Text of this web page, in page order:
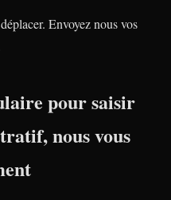
Envoyez nous vos
pour saisir
nous vous